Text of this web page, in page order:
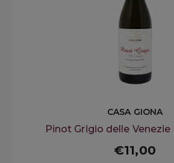
CASA GIONA
Pinot Grigio delle Venezie
€11,00